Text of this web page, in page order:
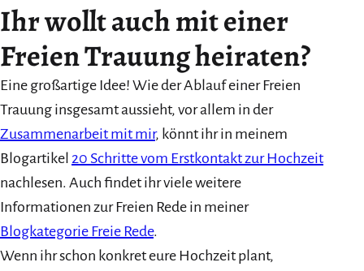
Ihr wollt auch mit einer
Freien Trauung heiraten?
Eine großartige Idee! Wie der Ablauf einer Freien
Trauung insgesamt aussieht, vor allem in der
Zusammenarbeit mit mir, könnt ihr in meinem
Blogartikel 20 Schritte vom Erstkontakt zur Hochzeit
nachlesen. Auch findet ihr viele weitere
Informationen zur Freien Rede in meiner
Blogkategorie Freie Rede.
Wenn ihr schon konkret eure Hochzeit plant,